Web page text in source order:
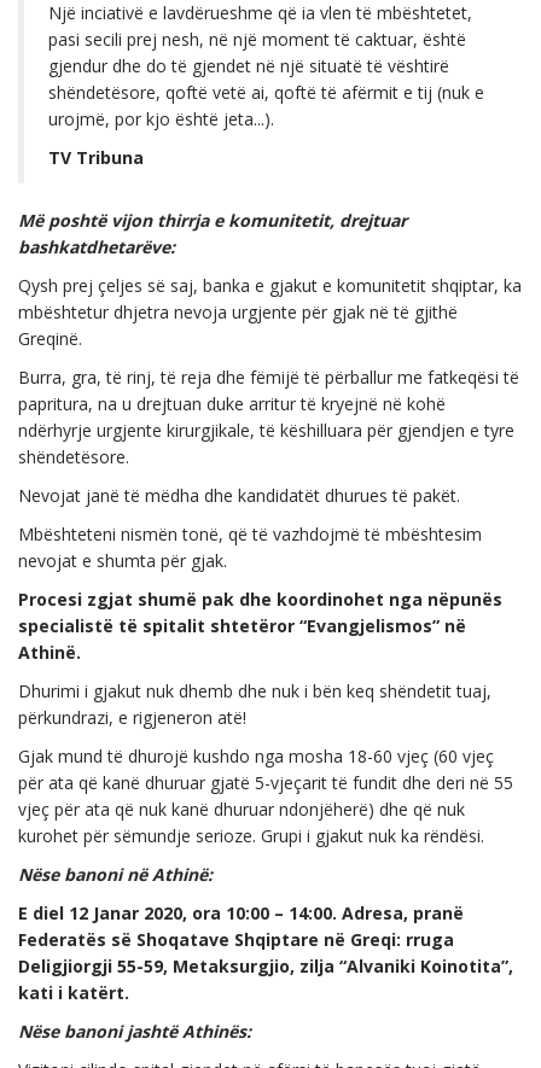
Një inciativë e lavdërueshme që ia vlen të mbështetet,
pasi secili prej nesh, në një moment të caktuar, është
gjendur dhe do të gjendet në një situatë të vështirë
shëndetësore, qoftë vetë ai, qoftë të afërmit e tij (nuk e
urojmë, por kjo është jeta...).
TV Tribuna
Më poshtë vijon thirrja e komunitetit, drejtuar
bashkatdhetarëve:
Qysh prej çeljes së saj, banka e gjakut e komunitetit shqiptar, ka
mbështetur dhjetra nevoja urgjente për gjak në të gjithë
Greqinë.
Burra, gra, të rinj, të reja dhe fëmijë të përballur me fatkeqësi të
papritura, na u drejtuan duke arritur të kryejnë në kohë
ndërhyrje urgjente kirurgjikale, të këshilluara për gjendjen e tyre
shëndetësore.
Nevojat janë të mëdha dhe kandidatët dhurues të pakët.
Mbështeteni nismën tonë, që të vazhdojmë të mbështesim
nevojat e shumta për gjak.
Procesi zgjat shumë pak dhe koordinohet nga nëpunës
specialistë të spitalit shtetëror “Evangjelismos” në
Athinë.
Dhurimi i gjakut nuk dhemb dhe nuk i bën keq shëndetit tuaj,
përkundrazi, e rigjeneron atë!
Gjak mund të dhurojë kushdo nga mosha 18-60 vjeç (60 vjeç
për ata që kanë dhuruar gjatë 5-vjeçarit të fundit dhe deri në 55
vjeç për ata që nuk kanë dhuruar ndonjëherë) dhe që nuk
kurohet për sëmundje serioze. Grupi i gjakut nuk ka rëndësi.
Nëse banoni në Athinë:
E diel 12 Janar 2020, ora 10:00 – 14:00. Adresa, pranë
Federatës së Shoqatave Shqiptare në Greqi: rruga
Deligjiorgji 55-59, Metaksurgjio, zilja “Alvaniki Koinotita”,
kati i katërt.
Nëse banoni jashtë Athinës: